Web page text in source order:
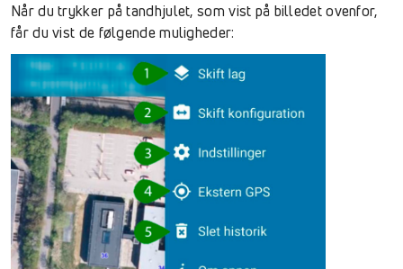
Når du trykker på tandhjulet, som vist på billedet ovenfor,
får du vist de følgende muligheder: